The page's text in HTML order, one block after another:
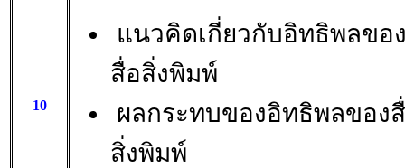
10
แนวคิดเกี่ยวกับอิทธิพลขอ
สื่อสิ่งพิมพ์
ผลกระทบของอิทธิพลของ
สิ่งพิมพ์